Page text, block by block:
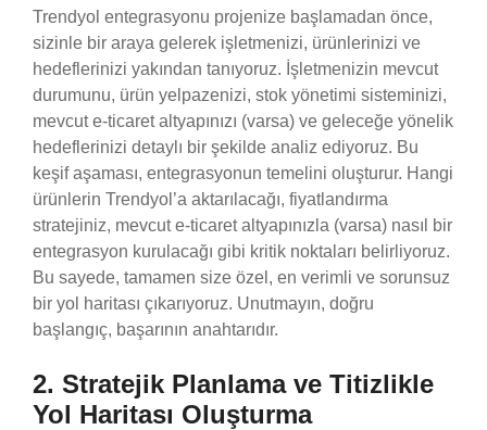
Trendyol entegrasyonu projenize başlamadan önce,
sizinle bir araya gelerek işletmenizi, ürünlerinizi ve
hedeflerinizi yakından tanıyoruz. İşletmenizin mevcut
durumunu, ürün yelpazenizi, stok yönetimi sisteminizi,
mevcut e-ticaret altyapınızı (varsa) ve geleceğe yönelik
hedeflerinizi detaylı bir şekilde analiz ediyoruz. Bu
keşif aşaması, entegrasyonun temelini oluşturur. Hangi
ürünlerin Trendyol’a aktarılacağı, fiyatlandırma
stratejiniz, mevcut e-ticaret altyapınızla (varsa) nasıl bir
entegrasyon kurulacağı gibi kritik noktaları belirliyoruz.
Bu sayede, tamamen size özel, en verimli ve sorunsuz
bir yol haritası çıkarıyoruz. Unutmayın, doğru
başlangıç, başarının anahtarıdır.
2. Stratejik Planlama ve Titizlikle
Yol Haritası Oluşturma